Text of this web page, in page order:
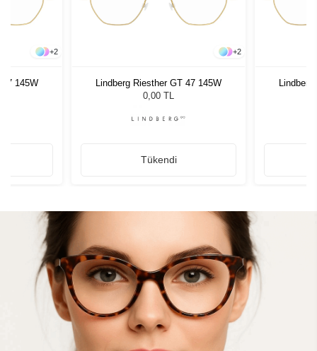
+2
145W
+2
Lindberg Riesther GT 47 145W
0,00 TL
Tükendi